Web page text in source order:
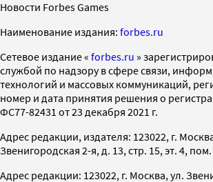
Новости Forbes Games
Наименование издания: forbes.ru
Cетевое издание « forbes.ru »
службой по надзору в сфере связи,
технологий и массовых коммуникаций,
номер и дата принятия решения о
ФС77-82431 от 23 декабря 2021 г.
Адрес редакции, издателя: 123022, г.
Звенигородская 2-я, д. 13, стр. 15, эт. 4, пом.
Адрес редакции: 123022, г. Москва, ул.